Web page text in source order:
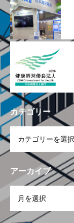
カテゴリー
アーカイブ